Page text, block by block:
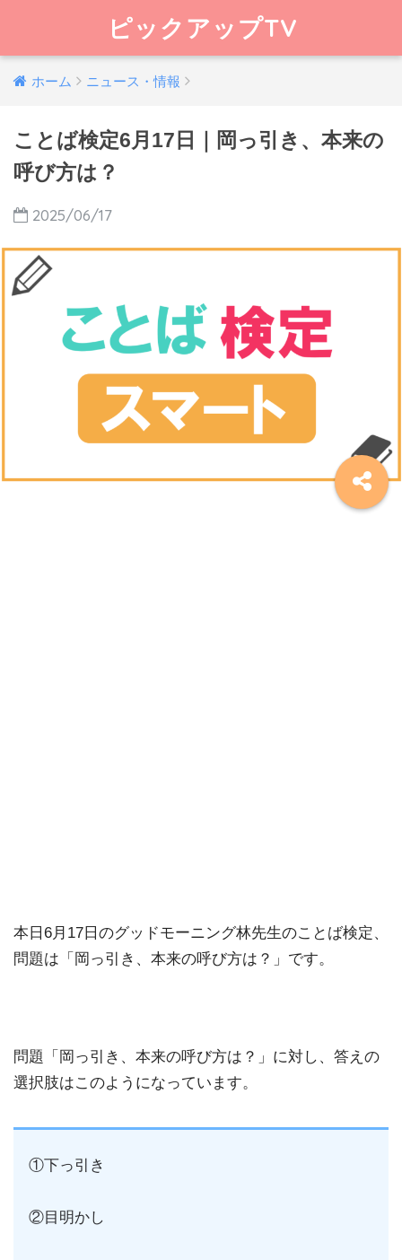
ピックアップTV
ホーム ニュース・情報
ことば検定6月17日｜岡っ引き、本来の
呼び方は？
2025/06/17
本日6月17日のグッドモーニング林先生のことば検定、
問題は「岡っ引き、本来の呼び方は？」です。
問題「岡っ引き、本来の呼び方は？」に対し、答えの
選択肢はこのようになっています。
①下っ引き
②目明かし